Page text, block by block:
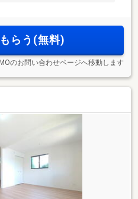
らう(無料)
のお問い合わせページへ移動します